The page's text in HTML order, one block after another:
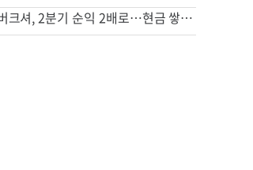
버핏 떠난 버크셔, 2분기 순익 2배로…현금 쌓기서 투자로 전환